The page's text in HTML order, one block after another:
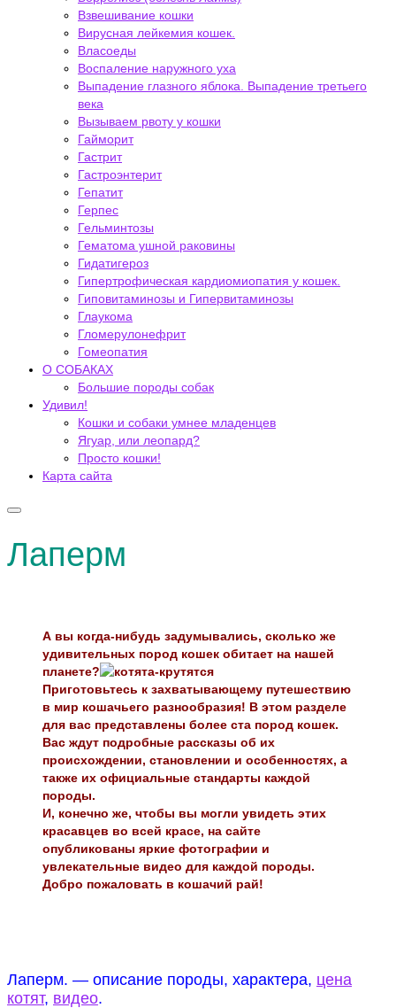
Взвешивание кошки
Вирусная лейкемия кошек.
Власоеды
Воспаление наружного уха
Выпадение глазного яблока. Выпадение третьего
века
Вызываем рвоту у кошки
Гайморит
Гастрит
Гастроэнтерит
Гепатит
Герпес
Гельминтозы
Гематома ушной раковины
Гидатигероз
Гипертрофическая кардиомиопатия у кошек.
Гиповитаминозы и Гипервитаминозы
Глаукома
Гломерулонефрит
Гомеопатия
О СОБАКАХ
Большие породы собак
Удивил!
Кошки и собаки умнее младенцев
Ягуар, или леопард?
Просто кошки!
Карта сайта
Лаперм
А вы когда-нибудь задумывались, сколько же
удивительных пород кошек обитает на нашей
планете?
Приготовьтесь к захватывающему путешествию
в мир кошачьего разнообразия! В этом разделе
для вас представлены более ста пород кошек.
Вас ждут подробные рассказы об их
происхождении, становлении и особенностях, а
также их официальные стандарты каждой
породы.
И, конечно же, чтобы вы могли увидеть этих
красавцев во всей красе, на сайте
опубликованы яркие фотографии и
увлекательные видео для каждой породы.
Добро пожаловать в кошачий рай!
Лаперм. — описание породы, характера, цена
котят, видео.